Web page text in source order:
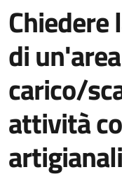
Chiedere
di
carico/
attività
artigianali